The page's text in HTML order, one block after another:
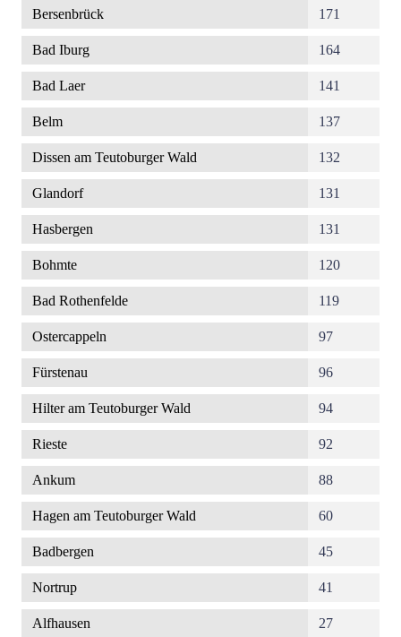
Bersenbrück 171
Bad Iburg 164
Bad Laer 141
Belm 137
Dissen am Teutoburger Wald 132
Glandorf 131
Hasbergen 131
Bohmte 120
Bad Rothenfelde 119
Ostercappeln 97
Fürstenau 96
Hilter am Teutoburger Wald 94
Rieste 92
Ankum 88
Hagen am Teutoburger Wald 60
Badbergen 45
Nortrup 41
Alfhausen 27